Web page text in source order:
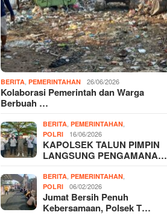
BERITA,PEMERINTAHAN 26/06/2026
Kolaborasi Pemerintah dan Warga
Berbuah …
BERITA,PEMERINTAHAN,
POLRI 16/06/2026
KAPOLSEK TALUN PIMPIN
LANGSUNG PENGAMANA…
BERITA,PEMERINTAHAN,
POLRI 06/02/2026
Jumat Bersih Penuh
Kebersamaan, Polsek T…